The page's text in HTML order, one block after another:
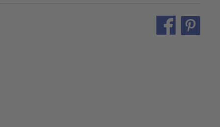
teilen